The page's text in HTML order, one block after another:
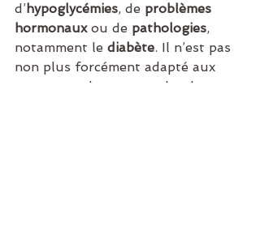
d’ hypoglycémies, de problèmes
hormonaux ou de pathologies,
notamment le diabète. Il n’est pas
non plus forcément adapté aux
personnes devant prendre des